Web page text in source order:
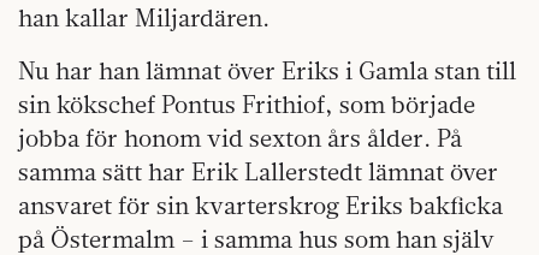
han kallar Miljardären.
Nu har han lämnat över Eriks i Gamla stan till
sin kökschef Pontus Frithiof, som började
jobba för honom vid sexton års ålder. På
samma sätt har Erik Lallerstedt lämnat över
ansvaret för sin kvarterskrog Eriks bakficka
på Östermalm – i samma hus som han själv